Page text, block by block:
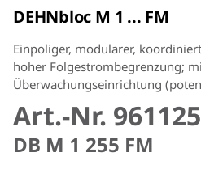
DEHNbloc M 1 ... FM
Einpoliger, modularer,
hoher Folgestrombegrenzung;
Überwachungseinrichtung
Art.-Nr. 961125
DB M 1 255 FM